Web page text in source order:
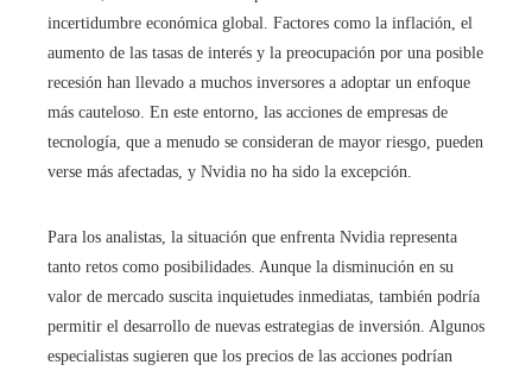
incertidumbre económica global. Factores como la inflación, el
aumento de las tasas de interés y la preocupación por una posible
recesión han llevado a muchos inversores a adoptar un enfoque
más cauteloso. En este entorno, las acciones de empresas de
tecnología, que a menudo se consideran de mayor riesgo, pueden
verse más afectadas, y Nvidia no ha sido la excepción.
Para los analistas, la situación que enfrenta Nvidia representa
tanto retos como posibilidades. Aunque la disminución en su
valor de mercado suscita inquietudes inmediatas, también podría
permitir el desarrollo de nuevas estrategias de inversión. Algunos
especialistas sugieren que los precios de las acciones podrían